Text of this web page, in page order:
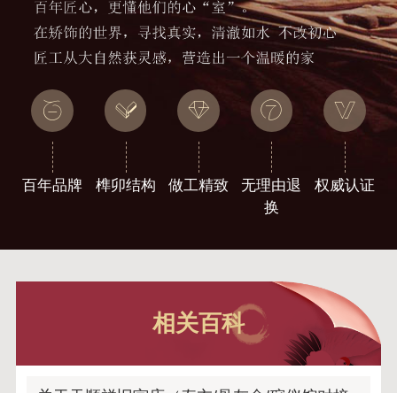
百年品牌 榫卯结构 做工精致
无理由退
换
权威认证
相关百科